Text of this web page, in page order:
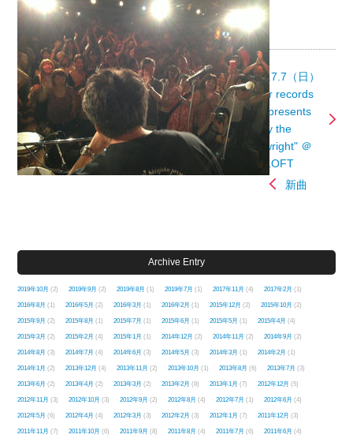
2013.7.7（日）
Tower records
新宿 presents
"Party the
Playwright" ＠
新宿LOFT
新曲
Archive Entry
2019年10月 (2) 2019年9月 (2) 2019年8月 (1) 2019年7月 (1) 2017年11月 (4) 2017年2月 (1)
2016年8月 (1) 2016年5月 (2) 2016年3月 (1) 2016年2月 (1) 2015年12月 (2) 2015年10月 (2)
2015年9月 (2) 2015年8月 (1) 2015年7月 (1) 2015年6月 (1) 2015年5月 (1) 2015年4月 (4)
2015年3月 (2) 2015年2月 (4) 2015年1月 (1) 2014年12月 (2) 2014年11月 (2) 2014年9月 (2)
2014年8月 (3) 2014年7月 (4) 2014年6月 (3) 2014年5月 (3) 2014年3月 (1) 2014年2月 (1)
2014年1月 (2) 2013年12月 (4) 2013年11月 (2) 2013年10月 (1) 2013年8月 (6) 2013年7月 (3)
2013年6月 (2) 2013年4月 (2) 2013年3月 (2) 2013年2月 (8) 2013年1月 (7) 2012年12月 (5)
2012年11月 (3) 2012年10月 (3) 2012年9月 (2) 2012年8月 (4) 2012年7月 (1) 2012年6月 (4)
2012年5月 (6) 2012年4月 (4) 2012年3月 (3) 2012年2月 (3) 2012年1月 (7) 2011年12月 (3)
2011年11月 (7) 2011年10月 (6) 2011年9月 (8) 2011年8月 (4) 2011年7月 (6) 2011年6月 (4)